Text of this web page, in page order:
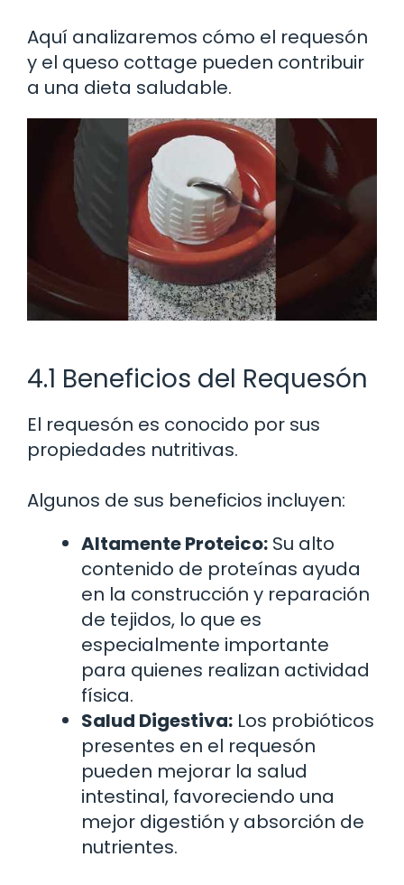
Aquí analizaremos cómo el requesón
y el queso cottage pueden contribuir
a una dieta saludable.
4.1 Beneficios del Requesón
El requesón es conocido por sus
propiedades nutritivas.
Algunos de sus beneficios incluyen:
Altamente Proteico: Su alto
contenido de proteínas ayuda
en la construcción y reparación
de tejidos, lo que es
especialmente importante
para quienes realizan actividad
física.
Salud Digestiva: Los probióticos
presentes en el requesón
pueden mejorar la salud
intestinal, favoreciendo una
mejor digestión y absorción de
nutrientes.